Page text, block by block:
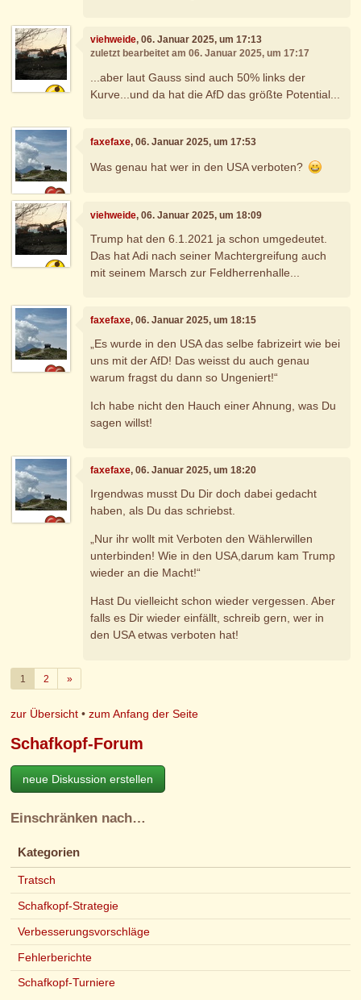
viehweide, 06. Januar 2025, um 17:13
zuletzt bearbeitet am 06. Januar 2025, um 17:17
...aber laut Gauss sind auch 50% links der
Kurve...und da hat die AfD das größte Potential...
faxefaxe, 06. Januar 2025, um 17:53
Was genau hat wer in den USA verboten?
viehweide, 06. Januar 2025, um 18:09
Trump hat den 6.1.2021 ja schon umgedeutet.
Das hat Adi nach seiner Machtergreifung auch
mit seinem Marsch zur Feldherrenhalle...
faxefaxe, 06. Januar 2025, um 18:15
„Es wurde in den USA das selbe fabrizeirt wie bei
uns mit der AfD! Das weisst du auch genau
warum fragst du dann so Ungeniert!“
Ich habe nicht den Hauch einer Ahnung, was Du
sagen willst!
faxefaxe, 06. Januar 2025, um 18:20
Irgendwas musst Du Dir doch dabei gedacht
haben, als Du das schriebst.
„Nur ihr wollt mit Verboten den Wählerwillen
unterbinden! Wie in den USA,darum kam Trump
wieder an die Macht!“
Hast Du vielleicht schon wieder vergessen. Aber
falls es Dir wieder einfällt, schreib gern, wer in
den USA etwas verboten hat!
1 2 »Weiter
zur Übersicht •zum Anfang der Seite
Schafkopf-Forum
neue Diskussion erstellen
Einschränken nach…
Kategorien
Tratsch
Schafkopf-Strategie
Verbesserungsvorschläge
Fehlerberichte
Schafkopf-Turniere